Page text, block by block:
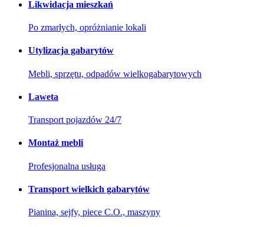
Likwidacja mieszkań
Po zmarłych, opróżnianie lokali
Utylizacja gabarytów
Mebli, sprzętu, odpadów wielkogabarytowych
Laweta
Transport pojazdów 24/7
Montaż mebli
Profesjonalna usługa
Transport wielkich gabarytów
Pianina, sejfy, piece C.O., maszyny